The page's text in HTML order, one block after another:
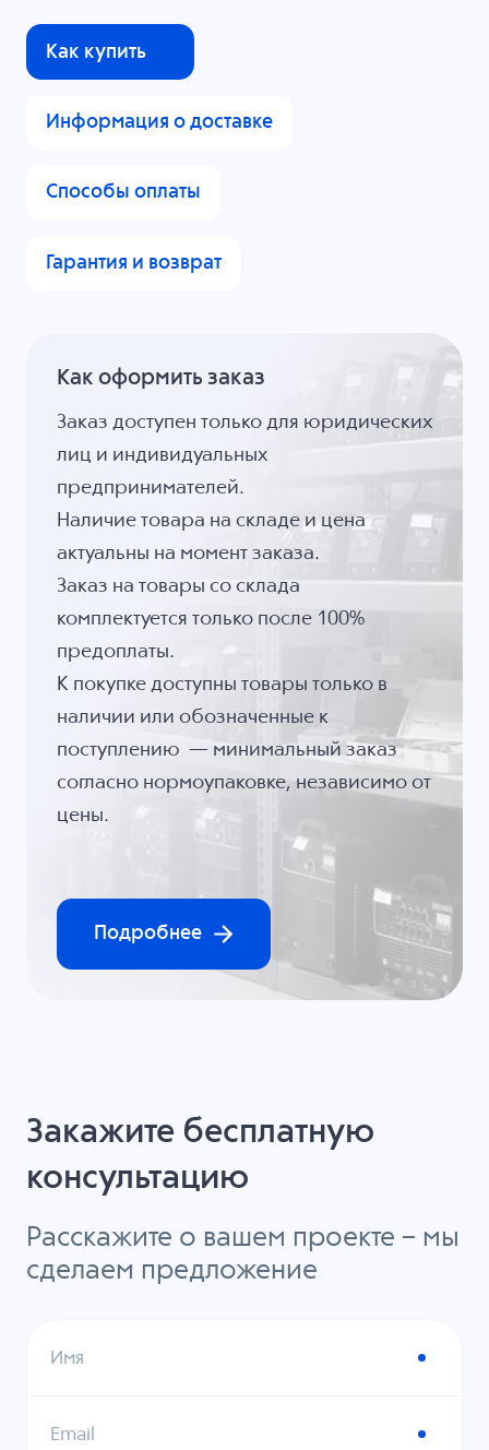
Как купить
Информация о доставке
Способы оплаты
Гарантия и возврат
Как оформить заказ
Заказ доступен только для юридических
лиц и индивидуальных
предпринимателей.
Наличие товара на складе и цена
актуальны на момент заказа.
Заказ на товары со склада
комплектуется только после 100%
предоплаты.
К покупке доступны товары только в
наличии или обозначенные к
поступлению — минимальный заказ
согласно нормоупаковке, независимо от
цены.
Подробнее
Закажите бесплатную
консультацию
Расскажите о вашем проекте – мы
сделаем предложение
Имя
Email